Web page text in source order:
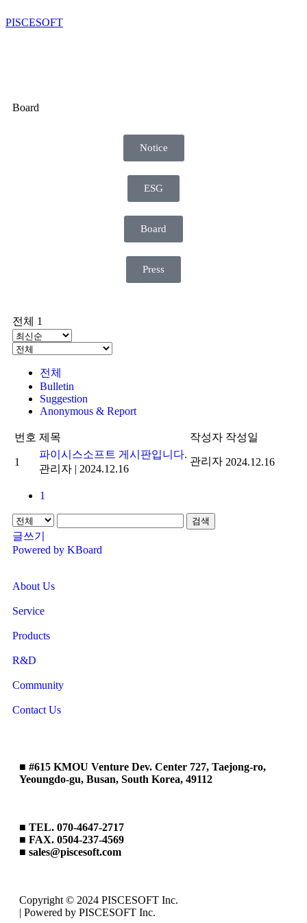
PISCESOFT
Board
Notice
ESG
Board
Press
전체 1
전체
Bulletin
Suggestion
Anonymous & Report
번호 제목 작성자 작성일
1
파이시스소프트 게시판입니다.
관리자 | 2024.12.16
관리자 2024.12.16
1
검색
글쓰기
Powered by KBoard
About Us
Service
Products
R&D
Community
Contact Us
■ #615 KMOU Venture Dev. Center 727, Taejong-ro,
Yeoungdo-gu, Busan, South Korea, 49112
■ TEL. 070-4647-2717
■ FAX. 0504-237-4569
■ sales@piscesoft.com
Copyright © 2024 PISCESOFT Inc.
| Powered by PISCESOFT Inc.